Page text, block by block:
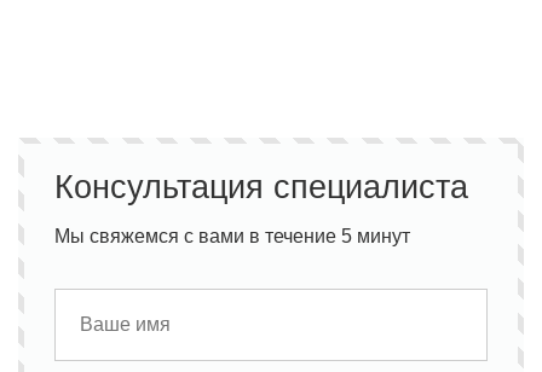
Консультация специалиста
Мы свяжемся с вами в течение 5 минут